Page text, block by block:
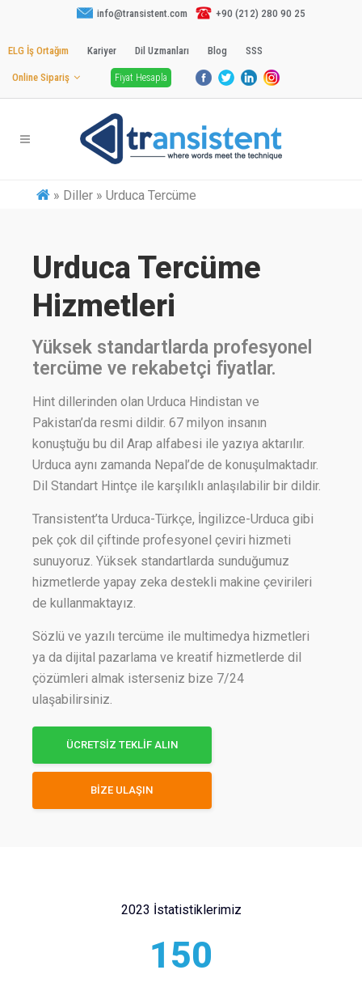
info@transistent.com +90 (212) 280 90 25
ELG İş Ortağım Kariyer Dil Uzmanları Blog SSS
Online Sipariş Fiyat Hesapla
» Diller » Urduca Tercüme
Urduca Tercüme
Hizmetleri
Yüksek standartlarda profesyonel
tercüme ve rekabetçi fiyatlar.
Hint dillerinden olan Urduca Hindistan ve
Pakistan’da resmi dildir. 67 milyon insanın
konuştuğu bu dil Arap alfabesi ile yazıya aktarılır.
Urduca aynı zamanda Nepal’de de konuşulmaktadır.
Dil Standart Hintçe ile karşılıklı anlaşılabilir bir dildir.
Transistent’ta Urduca-Türkçe, İngilizce-Urduca gibi
pek çok dil çiftinde profesyonel çeviri hizmeti
sunuyoruz. Yüksek standartlarda sunduğumuz
hizmetlerde yapay zeka destekli makine çevirileri
de kullanmaktayız.
Sözlü ve yazılı tercüme ile multimedya hizmetleri
ya da dijital pazarlama ve kreatif hizmetlerde dil
çözümleri almak isterseniz bize 7/24
ulaşabilirsiniz.
ÜCRETSİZ TEKLİF ALIN
BİZE ULAŞIN
2023 İstatistiklerimiz
150